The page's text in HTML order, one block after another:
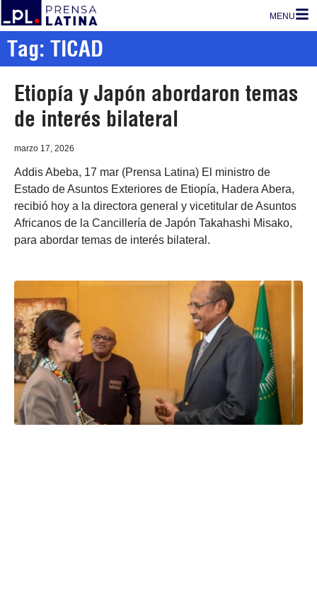
MENU
Tag: TICAD
Etiopía y Japón abordaron temas
de interés bilateral
marzo 17, 2026
Addis Abeba, 17 mar (Prensa Latina) El ministro de
Estado de Asuntos Exteriores de Etiopía, Hadera Abera,
recibió hoy a la directora general y vicetitular de Asuntos
Africanos de la Cancillería de Japón Takahashi Misako,
para abordar temas de interés bilateral.